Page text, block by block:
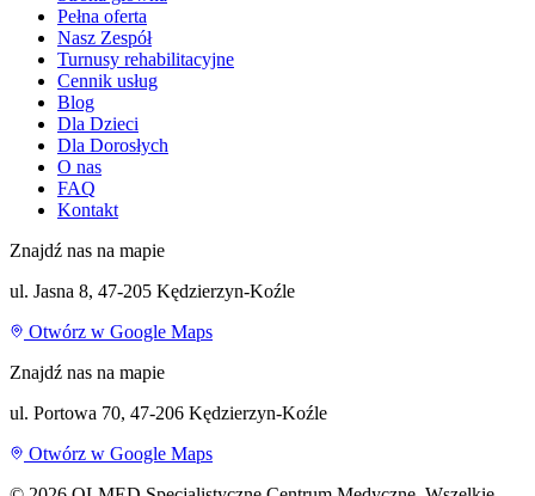
Pełna oferta
Nasz Zespół
Turnusy rehabilitacyjne
Cennik usług
Blog
Dla Dzieci
Dla Dorosłych
O nas
FAQ
Kontakt
Znajdź nas na mapie
ul. Jasna 8, 47-205 Kędzierzyn-Koźle
Otwórz w Google Maps
Znajdź nas na mapie
ul. Portowa 70, 47-206 Kędzierzyn-Koźle
Otwórz w Google Maps